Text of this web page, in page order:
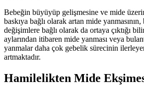
Bebeğin büyüyüp gelişmesine ve mide
baskıya bağlı olarak artan mide
değişimlere bağlı olarak da ortaya çıktığı
aylarından itibaren mide yanması veya
yanmalar daha çok gebelik sürecinin
artmaktadır.
Hamilelikten Mide